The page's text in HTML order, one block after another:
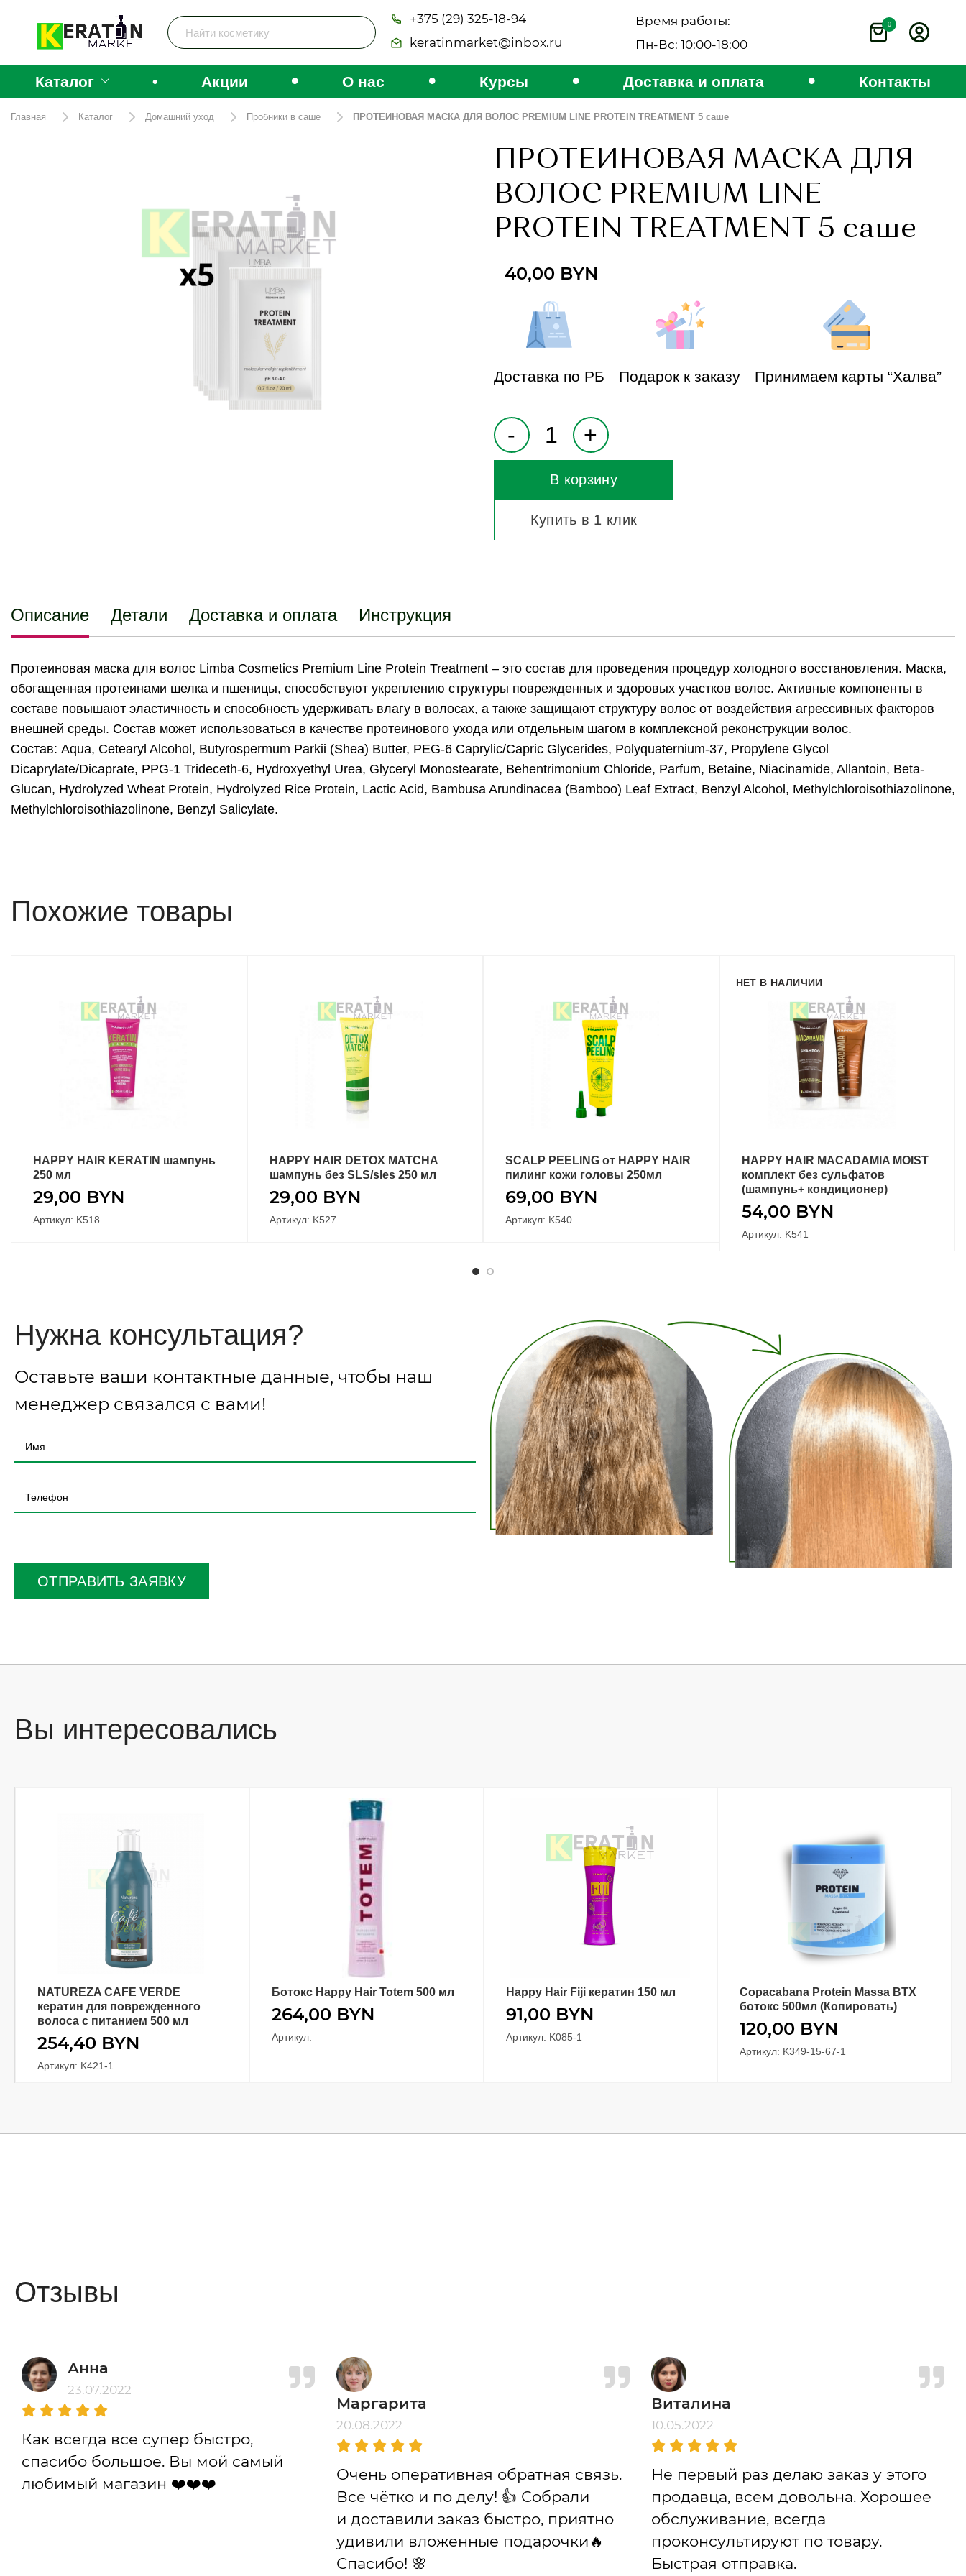
+375 (29) 325-18-94
keratinmarket@inbox.ru
Время работы:
Пн-Вс: 10:00-18:00
0
Каталог • Акции • О нас • Курсы • Доставка и оплата • Контакты
Главная Каталог Домашний уход Пробники в саше ПРОТЕИНОВАЯ МАСКА ДЛЯ ВОЛОС PREMIUM LINE PROTEIN TREATMENT 5 саше
ПРОТЕИНОВАЯ МАСКА ДЛЯ
ВОЛОС PREMIUM LINE
PROTEIN TREATMENT 5 саше
40,00 BYN
Доставка по РБ Подарок к заказу Принимаем карты “Халва”
В корзину
Купить в 1 клик
Описание Детали Доставка и оплата Инструкция
Протеиновая маска для волос Limba Cosmetics Premium Line Protein Treatment – это состав для проведения процедур холодного восстановления. Маска,
обогащенная протеинами шелка и пшеницы, способствуют укреплению структуры поврежденных и здоровых участков волос. Активные компоненты в
составе повышают эластичность и способность удерживать влагу в волосах, а также защищают структуру волос от воздействия агрессивных факторов
внешней среды. Состав может использоваться в качестве протеинового ухода или отдельным шагом в комплексной реконструкции волос.
Состав: Aqua, Cetearyl Alcohol, Butyrospermum Parkii (Shea) Butter, PEG-6 Caprylic/Capric Glycerides, Polyquaternium-37, Propylene Glycol
Dicaprylate/Dicaprate, PPG-1 Trideceth-6, Hydroxyethyl Urea, Glyceryl Monostearate, Behentrimonium Сhloride, Parfum, Betaine, Niacinamide, Allantoin, Beta-
Glucan, Hydrolyzed Wheat Protein, Hydrolyzed Rice Protein, Lactic Acid, Bambusa Arundinacea (Bamboo) Leaf Extract, Benzyl Alcohol, Methylchloroisothiazolinone,
Methylchloroisothiazolinone, Benzyl Salicylate.
Похожие товары
В КОРЗИНУ
HAPPY HAIR KERATIN шампунь
250 мл
29,00 BYN
Артикул: K518
В КОРЗИНУ
HAPPY HAIR DETOX MATCHA
шампунь без SLS/sles 250 мл
29,00 BYN
Артикул: K527
В КОРЗИНУ
SCALP PEELING от HAPPY HAIR
пилинг кожи головы 250мл
69,00 BYN
Артикул: K540
НЕТ В НАЛИЧИИ
ПОДРОБНЕЕ
HAPPY HAIR MACADAMIA MOIST
комплект без сульфатов
(шампунь+ кондиционер)
54,00 BYN
Артикул: K541
Нужна консультация?
Оставьте ваши контактные данные, чтобы наш
менеджер связался с вами!
поле
пустым.
ОТПРАВИТЬ ЗАЯВКУ
Вы интересовались
В КОРЗИНУ
NATUREZA CAFE VERDE
кератин для поврежденного
волоса с питанием 500 мл
254,40 BYN
Артикул: K421-1
В КОРЗИНУ
Ботокс Happy Hair Totem 500 мл
264,00 BYN
Артикул:
В КОРЗИНУ
Happy Hair Fiji кератин 150 мл
91,00 BYN
Артикул: K085-1
В КОРЗИНУ
Copacabana Protein Massa BTX
ботокс 500мл (Копировать)
120,00 BYN
Артикул: K349-15-67-1
Отзывы
Анна
23.07.2022
Как всегда все супер быстро,
спасибо большое. Вы мой самый
любимый магазин ❤️❤️❤️
Маргарита
20.08.2022
Очень оперативная обратная связь.
Все чётко и по делу! 👍 Собрали
и доставили заказ быстро, приятно
удивили вложенные подарочки🔥
Спасибо! 🌸
Виталина
10.05.2022
Не первый раз делаю заказ у этого
продавца, всем довольна. Хорошее
обслуживание, всегда
проконсультируют по товару.
Быстрая отправка.